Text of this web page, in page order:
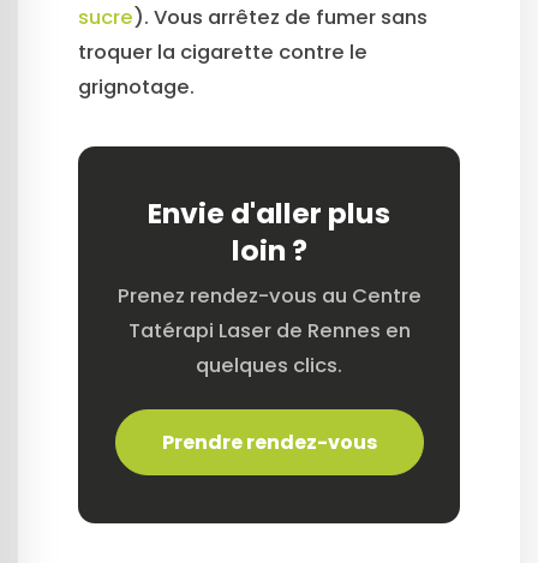
sucre). Vous arrêtez de fumer sans
troquer la cigarette contre le
grignotage.
Envie d'aller plus
loin ?
Prenez rendez-vous au Centre
Tatérapi Laser de Rennes en
quelques clics.
Prendre rendez-vous